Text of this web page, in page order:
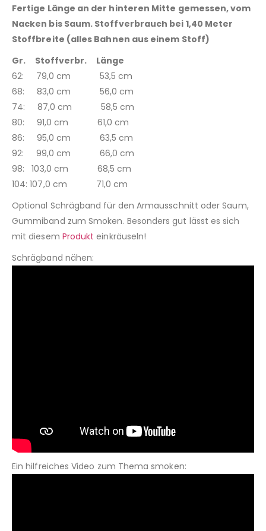
Fertige Länge an der hinteren Mitte gemessen, vom
Nacken bis Saum. Stoffverbrauch bei 1,40 Meter
Stoffbreite (alles Bahnen aus einem Stoff)
Gr. Stoffverbr. Länge
62: 79,0 cm 53,5 cm
68: 83,0 cm 56,0 cm
74: 87,0 cm 58,5 cm
80: 91,0 cm 61,0 cm
86: 95,0 cm 63,5 cm
92: 99,0 cm 66,0 cm
98: 103,0 cm 68,5 cm
104: 107,0 cm 71,0 cm
Optional Schrägband für den Armausschnitt oder Saum,
Gummiband zum Smoken. Besonders gut lässt es sich
mit diesem Produkt einkräuseln!
Schrägband nähen:
Ein hilfreiches Video zum Thema smoken: